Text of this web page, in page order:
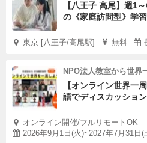
【八王子 高尾】週1
の《家庭訪問型》学
東京 [八王子/高尾駅] 無料
NPO法人教室から世界
【オンライン世界一
語でディスカッショ
オンライン開催/フルリモートOK
2026年9月1日(火)~2027年7月31日(